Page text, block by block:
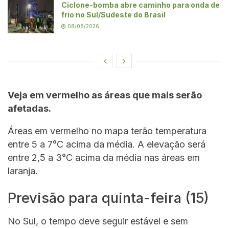
Ciclone-bomba abre caminho para onda de
frio no Sul/Sudeste do Brasil
08/08/2026
Veja em vermelho as áreas que mais serão
afetadas.
Áreas em vermelho no mapa terão temperatura
entre 5 a 7°C acima da média. A elevação será
entre 2,5 a 3°C acima da média nas áreas em
laranja.
Previsão para quinta-feira (15)
No Sul, o tempo deve seguir estável e sem